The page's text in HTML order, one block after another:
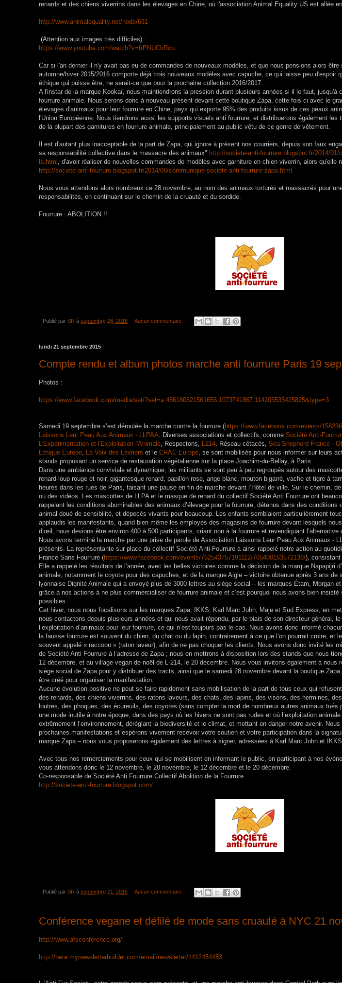
renards et des chiens viverrins dans les élevages en Chine, où l'association Animal Equality US est allée
http://www.animalequality.net/node/681
(Attention aux images très difficiles) :
https://www.youtube.com/watch?v=frPNUCbRco
Car si l'an dernier il n'y avait pas eu de commandes de nouveaux modèles, et que nous pensions alors
automne/hiver 2015/2016 comporte déjà trois nouveaux modèles avec capuche, ce qui laisse peu d'espoir
éthique qui puisse être, ne serait-ce que pour la prochaine collection 2016/2017.
A l'instar de la marque Kookaï, nous maintiendrons la pression durant plusieurs années si il le faut, jusqu'à
fourrure animale. Nous serons donc à nouveau présent devant cette boutique Zapa, cette fois ci avec le
élevages d'animaux pour leur fourrure en Chine, pays qui exporte 95% des produits issus de ces peaux
l'Union Européenne. Nous tiendrons aussi les supports visuels anti fourrure, et distribuerons également
de la plupart des garnitures en fourrure animale, principalement au public vêtu de ce genre de vêtement.
Il est d'autant plus inacceptable de la part de Zapa, qui ignore à présent nos courriers, depuis son faux
sa responsabilité collective dans le massacre des animaux" http://societe-anti-fourrure.blogspot.fr/2014/
la.html , d'avoir réaliser de nouvelles commandes de modèles avec garniture en chien viverrin, alors qu'elle
http://societe-anti-fourrure.blogspot.fr/2014/08/communique-societe-anti-fourrure-zapa.html
Nous vous attendons alors nombreux ce 28 novembre, au nom des animaux torturés et massacrés pour
responsabilités, en continuant sur le chemin de la cruauté et du sordide.
Fourrure : ABOLITION !!
Publié par SR à septembre 28, 2015 Aucun commentaire:
lundi 21 septembre 2015
Compte rendu et album photos marche anti fourrure Paris 19
Photos :
https://www.facebook.com/media/set/?set=a.486180521561656.1073741867.114205535425825&type=3
Samedi 19 septembre s’est déroulée la marche contre la fourrure (https://www.facebook.com/events/
Laissons Leur Peau Aux Animaux - LLPAA. Diverses associations et collectifs, comme Société Anti-
L'Expérimentation et l'Exploitation l'Animale, Respectons, L214, Réseau cétacés, Sea Shepherd France -
Ethique Europe, La Voix des Lévriers et le CRAC Europe, se sont mobilisés pour nous informer sur leurs
stands proposant un service de restauration végétalienne sur la place Joachim-du-Bellay, à Paris.
Dans une ambiance conviviale et dynamique, les militants se sont peu à peu regroupés autour des
renard-loup rouge et noir, gigantesque renard, papillon rose, ange blanc, mouton bigarré, vache et tigre à
heures dans les rues de Paris, faisant une pause en fin de marche devant l’Hôtel de ville. Sur le chemin,
ou des vidéos. Les mascottes de LLPA et le masque de renard du collectif Société Anti Fourrure ont
rappelant les conditions abominables des animaux d’élevage pour la fourrure, détenus dans des conditions
animal doué de sensibilité, et dépecés vivants pour beaucoup. Les enfants semblaient particulièrement
applaudis les manifestants, quand bien même les employés des magasins de fourrure devant lesquels
d’œil, nous devions être environ 400 à 500 participants, criant non à la fourrure et revendiquant l’alternative
Nous avons terminé la marche par une prise de parole de Association Laissons Leur Peau Aux Animaux -
présents. La représentante sur place du collectif Société Anti-Fourrure a ainsi rappelé notre action au
France Sans Fourrure (https://www.facebook.com/events/762543757191112/765400163572138/), consistant
Elle a rappelé les résultats de l’année, avec les belles victoires comme la décision de la marque Napapijri
animale, notamment le coyote pour des capuches, et de la marque Aigle – victoire obtenue après 3 ans de
lyonnaise Dignité Animale qui a envoyé plus de 3000 lettres au siège social – les marques Étam, Morgan
grâce à nos actions à ne plus commercialiser de fourrure animale et c’est pourquoi nous avons bien
possibles.
Cet hiver, nous nous focalisons sur les marques Zapa, IKKS, Karl Marc John, Maje et Sud Express, en
nous contactons depuis plusieurs années et qui nous avait répondu, par le biais de son directeur général,
l’exploitation d’animaux pour leur fourrure, ce qui n’est toujours pas le cas. Nous avons donc informé
la fausse fourrure est souvent du chien, du chat ou du lapin, contrairement à ce que l’on pourrait croire, et
souvent appelé « raccoon » (raton laveur), afin de ne pas choquer les clients. Nous avons donc invité les
de Société Anti Fourrure à l’adresse de Zapa ; nous en mettrons à disposition lors des stands que nous
12 décembre, et au village vegan de noël de L-214, le 20 décembre. Nous vous invitons également à nous
siège social de Zapa pour y distribuer des tracts, ainsi que le samedi 28 novembre devant la boutique
être créé pour organiser la manifestation.
Aucune évolution positive ne peut se faire rapidement sans mobilisation de la part de tous ceux qui
des renards, des chiens viverrins, des ratons laveurs, des chats, des lapins, des visons, des hermines,
loutres, des phoques, des écureuils, des coyotes (sans compter la mort de nombreux autres animaux tués
une mode inutile à notre époque, dans des pays où les hivers ne sont pas rudes et où l’exploitation
extrêmement l’environnement, déréglant la biodiversité et le climat, et mettant en danger notre avenir.
prochaines manifestations et espérons vivement recevoir votre soutien et votre participation dans la
marque Zapa – nous vous proposerons également des lettres à signer, adressées à Karl Marc John et
Avec tous nos remerciements pour ceux qui se mobilisent en informant le public, en participant à nos
vous attendons donc le 12 novembre, le 28 novembre, le 12 décembre et le 20 décembre.
Co-responsable de Société Anti Fourrure Collectif Abolition de la Fourrure.
http://societe-anti-fourrure.blogspot.com/
Publié par SR à septembre 21, 2015 Aucun commentaire:
Conférence vegane et défilé de mode sans cruauté à NYC 21
http://www.afsconference.org/
http://beta.mynewsletterbuilder.com/email/newsletter/1412454483